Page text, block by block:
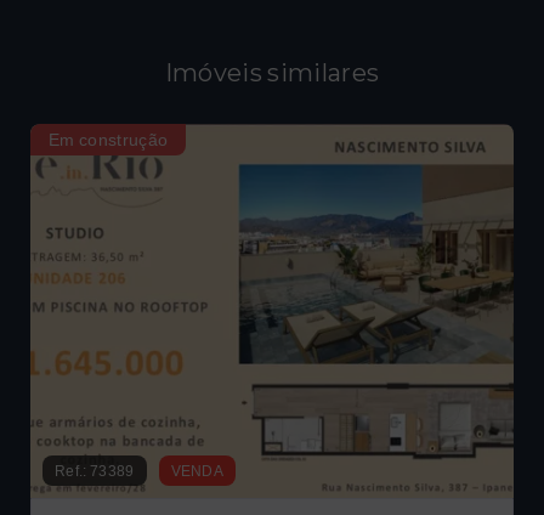
Imóveis similares
Em construção
Ref.: 73389 VENDA